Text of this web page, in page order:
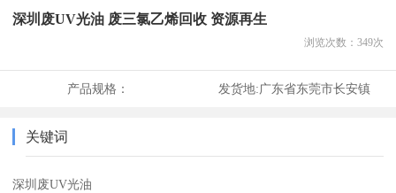
深圳废UV光油 废三氯乙烯回收 资源再生
浏览次数： 349次
产品规格： 发货地:广东省东莞市长安镇
关键词
深圳废UV光油